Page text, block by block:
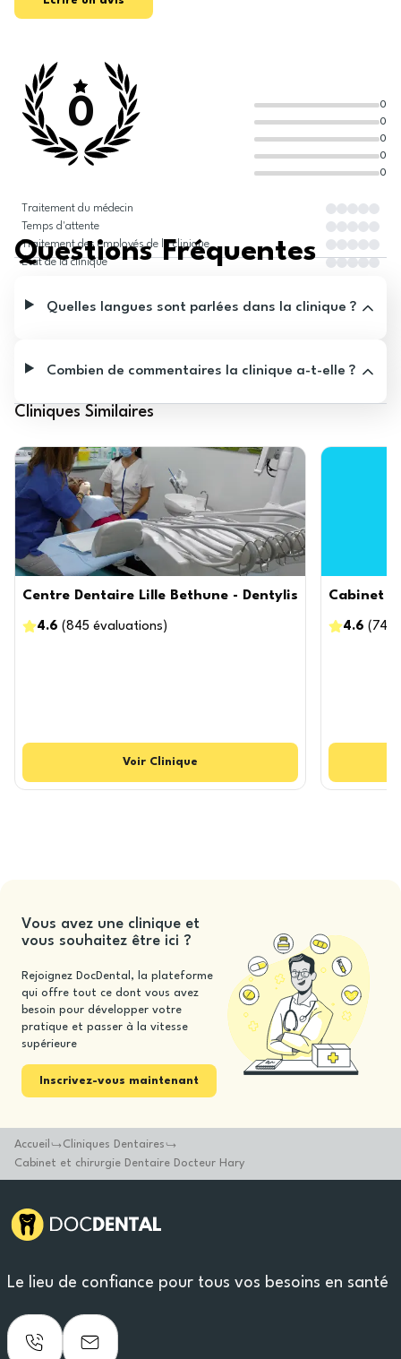
0
0
0
0
0
0
Traitement du médecin
Temps d'attente
Traitement des employés de la clinique
État de la clinique
Questions Fréquentes
Quelles langues sont parlées dans la clinique ?
Combien de commentaires la clinique a-t-elle ?
Cliniques Similaires
Centre Dentaire Lille Bethune - Dentylis
4.6 (845 évaluations )
Voir Clinique
Cabinet
4.6 ( 747
Vous avez une clinique et
vous souhaitez être ici ?
Rejoignez DocDental, la plateforme
qui offre tout ce dont vous avez
besoin pour développer votre
pratique et passer à la vitesse
supérieure
Inscrivez-vous maintenant
Accueil
Cliniques Dentaires
Cabinet et chirurgie Dentaire Docteur Hary
Le lieu de confiance pour tous vos besoins en santé